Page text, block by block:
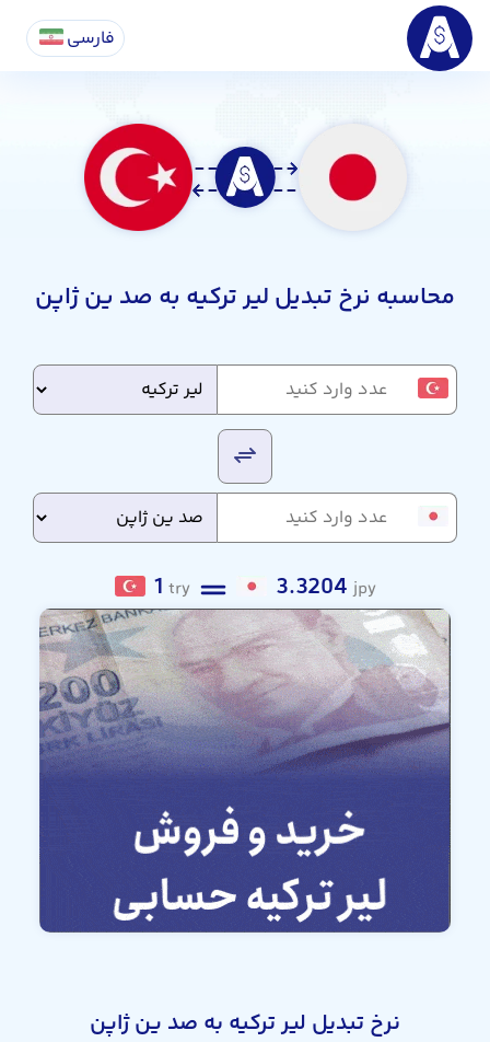
فارسی
محاسبه نرخ تبدیل لیر ترکیه به صد ین ژاپن
1 try 3.3204 jpy
نرخ تبدیل لیر ترکیه به صد ین ژاپن